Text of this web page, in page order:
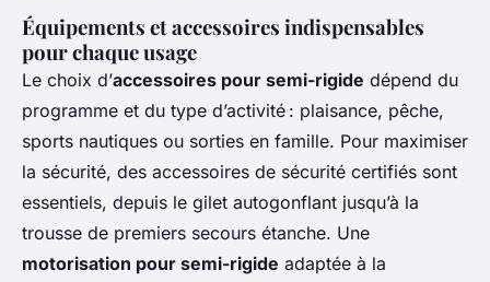
Équipements et accessoires indispensables
pour chaque usage
Le choix d’accessoires pour semi-rigide dépend du
programme et du type d’activité : plaisance, pêche,
sports nautiques ou sorties en famille. Pour maximiser
la sécurité, des accessoires de sécurité certifiés sont
essentiels, depuis le gilet autogonflant jusqu’à la
trousse de premiers secours étanche. Une
motorisation pour semi-rigide adaptée à la